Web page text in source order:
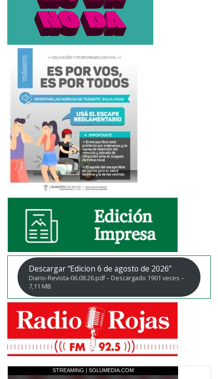
Descargar “Edicion 6 de agosto de 2026”
Diario-Revista-06.08.26.pdf – Descargado 1901 veces –
7,11 MB